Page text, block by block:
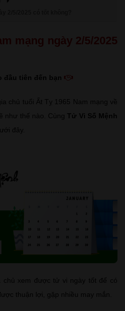
mạng ngày 2/5/2025
đầu tiên đến bạn
chủ tuổi Ất Tỵ 1965 Nam mạng về
như thế nào. Cùng Tử Vi Số Mệnh
đây.
chủ xem được tử vi ngày tốt để có
thuận lợi, gặp nhiều may mắn.